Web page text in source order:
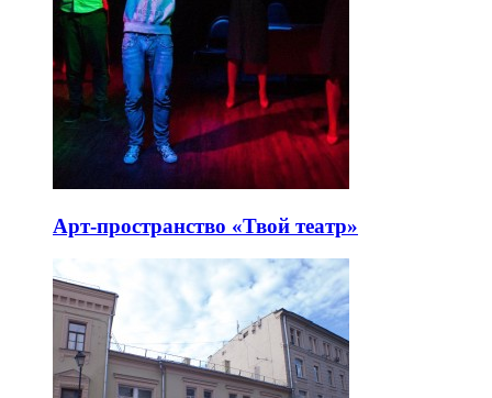
Арт-пространство «Твой театр»